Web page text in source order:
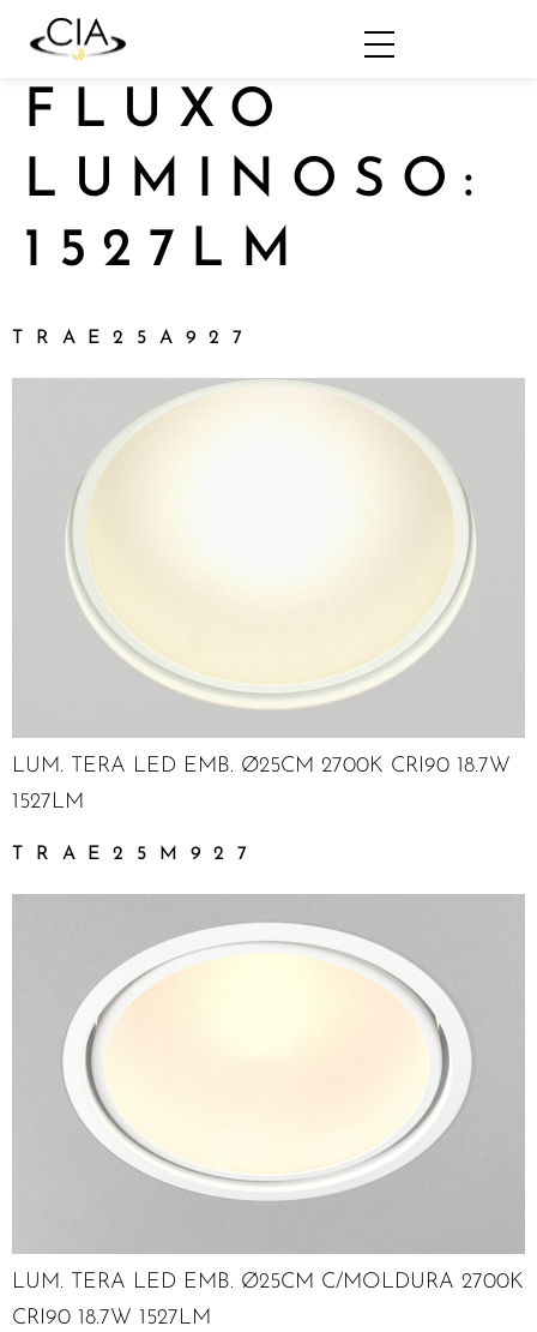
FLUXO
LUMINOSO:
1527LM
TRAE25A927
LUM. TERA LED EMB. Ø25CM 2700K CRI90 18.7W
1527LM
TRAE25M927
LUM. TERA LED EMB. Ø25CM C/MOLDURA 2700K
CRI90 18.7W 1527LM